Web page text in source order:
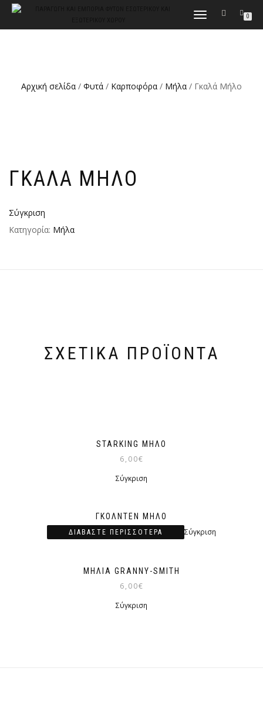
ΕΝΑΛΛΑΓΉ
0
Αρχική σελίδα / Φυτά / Καρποφόρα / Μήλα / Γκαλά Μήλο
ΓΚΑΛΆ ΜΉΛΟ
Σύγκριση
Κατηγορία: Μήλα
ΣΧΕΤΙΚΆ ΠΡΟΪΌΝΤΑ
STARKING ΜΉΛΟ
6,00€
Σύγκριση
ΓΚΌΛΝΤΕΝ ΜΉΛΟ
ΔΙΑΒΆΣΤΕ ΠΕΡΙΣΣΌΤΕΡΑ Σύγκριση
ΜΗΛΙΆ GRANNY-SMITH
6,00€
Σύγκριση